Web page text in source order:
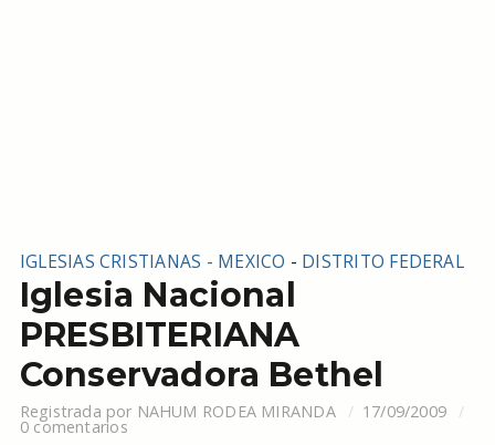
IGLESIAS CRISTIANAS - MEXICO - DISTRITO FEDERAL
Iglesia Nacional
PRESBITERIANA
Conservadora Bethel
Registrada por NAHUM RODEA MIRANDA 17/09/2009
0 comentarios